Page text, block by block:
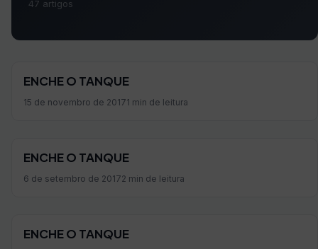
47 artigos
ENCHE O TANQUE
15 de novembro de 20171 min de leitura
ENCHE O TANQUE
6 de setembro de 20172 min de leitura
ENCHE O TANQUE